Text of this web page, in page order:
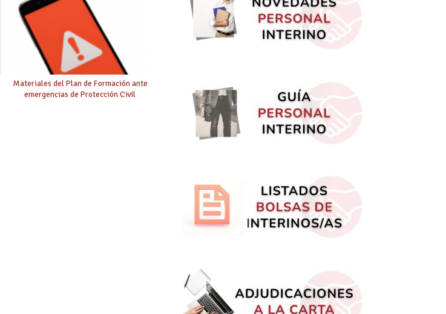
Materiales del Plan de Formación ante
emergencias de Protección Civil